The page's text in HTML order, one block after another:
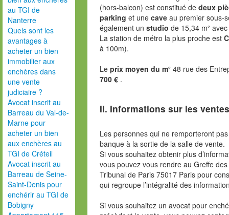
au TGI de
Nanterre
Quels sont les
avantages à
acheter un bien
immobilier aux
enchères dans
une vente
judiciaire ?
Avocat inscrit au
Barreau du Val-de-
Marne pour
acheter un bien
aux enchères au
TGI de Créteil
Avocat inscrit au
Barreau de Seine-
Saint-Denis pour
enchérir au TGI de
Bobigny
(hors-balcon) est constitué de deux
parking et une caveau premier sous-
également un studio de 15,34 m²
La station de métro la plus proche est
à 100m).
Le prix moyen du m² 48 rue des
700 € .
II. Informations sur les
Les personnes qui ne remporteront
banque à la sortie de la salle de vente.
Si vous souhaitez obtenir plus
vous pouvez vous rendre au Greffe
Tribunal de Paris 75017 Paris pour
qui regroupe l’intégralité des
Si vous souhaitez un avocat pour